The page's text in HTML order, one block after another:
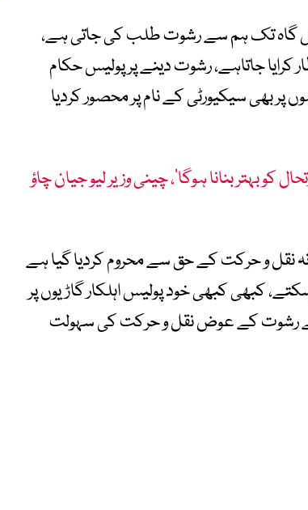
گاہ تک ہم سے رشوت طلب کی جاتی ہے،
کرایا جاتاہے، رشوت دینے پر پولیس حکام
پر بھی سیکیورٹی کے نام پر محصور کردیا
کو بہتر بنانا ہوگا‘، چینی وزیر لیو جیان چاؤ
نقل و حرکت کے حق سے محروم کردیا گیا ہے
کبھی کبھی خود پولیس اہلکار گاڑیوں پر
توڑ دیتے ہیں، 30 تا 50 ہزار روپے رشوت کے عوض نقل و حرکت کی سہولت